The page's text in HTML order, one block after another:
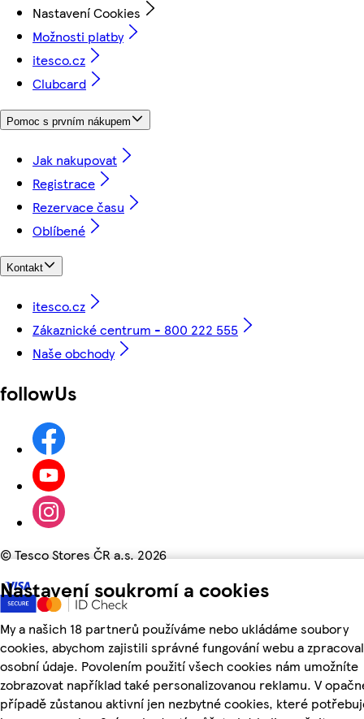
Nastavení soukromí a cookies
My a našich 18 partnerů používáme nebo ukládáme soubory
cookies, abychom zajistili správné fungování webu a
osobní údaje. Povolením použití všech cookies nám umožníte
zobrazovat například také personalizovanou reklamu. V
případě zůstanou aktivní jen nezbytné cookies, které
Nastavení Cookies
Možnosti platby
itesco.cz
Clubcard
Pomoc s prvním nákupem
Jak nakupovat
Registrace
Rezervace času
Oblíbené
Kontakt
itesco.cz
Zákaznické centrum - 800 222 555
Naše obchody
followUs
©Tesco Stores ČR a.s. 2026